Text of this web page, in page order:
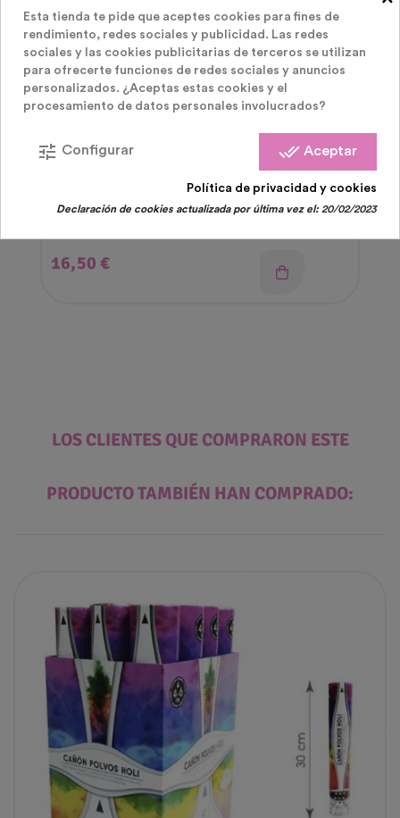
Extintor Para Revelación De Sexo Del Bebe 30
Precio
16,50 €
LOS CLIENTES QUE COMPRARON ESTE
PRODUCTO TAMBIÉN HAN COMPRADO:
Esta tienda te pide que aceptes cookies para fines de
rendimiento, redes sociales y publicidad. Las redes
sociales y las cookies publicitarias de terceros se utilizan
para ofrecerte funciones de redes sociales y anuncios
personalizados. ¿Aceptas estas cookies y el
procesamiento de datos personales involucrados?
done_all Aceptar
tune Configurar
Política de privacidad y cookies
Declaración de cookies actualizada por última vez el:20/02/2023